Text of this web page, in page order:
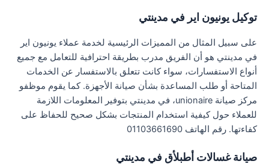
توكيل يونيون اير في مدينتي
على سبيل المثال من المميزات الرئيسية لخدمة عملاء يونيون اير
في مدينتي هو أن الفريق مدرب بطريقة احترافية للتعامل مع جميع
أنواع الاستفسارات، سواء كانت تتعلق بالاستفسار عن الخدمات
المتاحة أو طلب المساعدة بشأن صيانة الأجهزة. كما يقوم موظفو
مركز صيانة unionaire، في مدينتي بتوفير المعلومات اللازمة
للعملاء حول كيفية استخدام المنتجات بشكل صحيح للحفاظ على
كفاءتها. رقم الهاتف 01103661690
صيانة غسالات أطبلأق في مدينتي